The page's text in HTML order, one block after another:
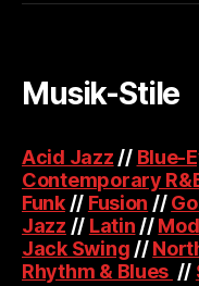
Musik-Stile
Acid Jazz // Blue-
Contemporary
Funk// Fusion //
Jazz // Latin //
Jack Swing //
Rhythm & Blues //